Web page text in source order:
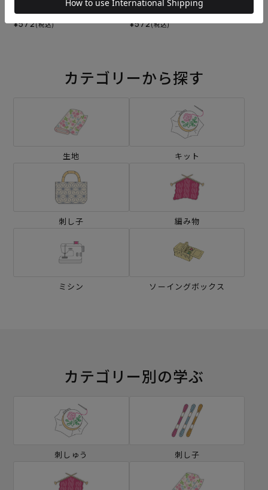
刺し子 レモンとオレンジ
¥572(税込)
刺し子 いちご模様
¥572(税込)
カテゴリーから探す
生地 キット
刺し子 編み物
ミシン ソーイングボックス
カテゴリー別の学ぶ
刺しゅう 刺し子